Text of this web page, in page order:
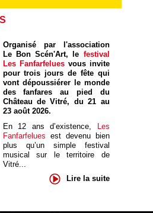
Organisé par l'association
Le Bon Scén'Art, le festival
Les Fanfarfelues vous invite
pour trois jours de fête qui
vont dépoussiérer le monde
des fanfares au pied du
Château de Vitré, du 21 au
23 août 2026.
En 12 ans d’existence, Les
Fanfarfelues est devenu bien
plus qu’un simple festival
musical sur le territoire de
Vitré...
Lire la suite